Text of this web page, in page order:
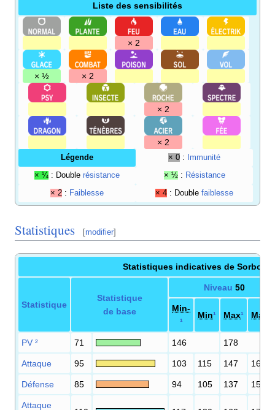
Liste des sensibilités
× 2
× ½ × 2
× 2
× 2
Légende × 0 : Immunité
× ¼ : Double résistance × ½ : Résistance
× 2 : Faiblesse × 4 : Double faiblesse
Statistiques [modifier]
Statistiques indicatives de
Statistique
Statistique
de base
Niveau 50
Min-
¹
Min¹ Max¹ Max+
PV ² 71 146 178
Attaque 95 103 115 147 161
Défense 85 94 105 137 150
Attaque